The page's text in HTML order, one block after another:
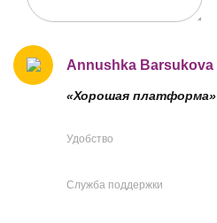
Annushka Barsukova
«Хорошая платформа»
Удобство
Служба поддержки